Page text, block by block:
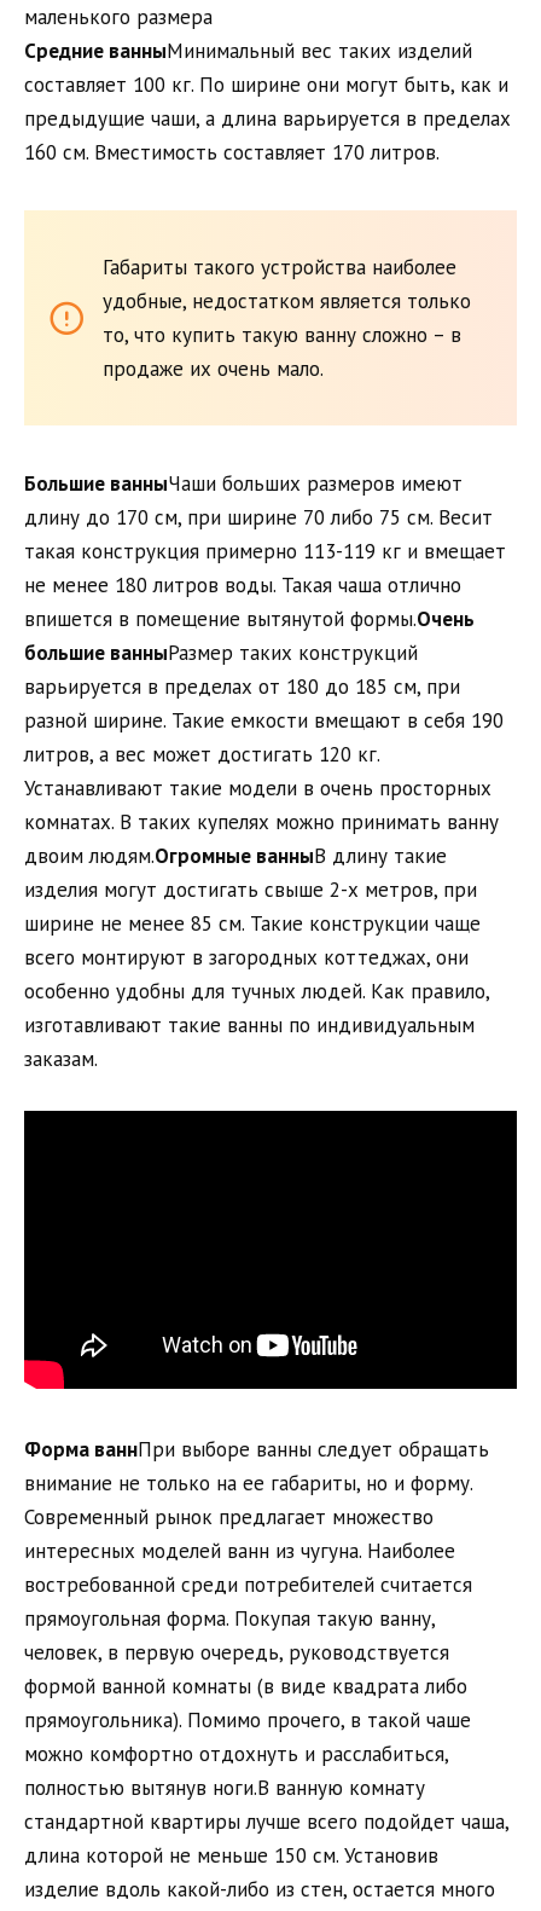
Средние ванныМинимальный вес таких изделий
составляет 100 кг. По ширине они могут быть, как и
предыдущие чаши, а длина варьируется в пределах
160 см. Вместимость составляет 170 литров.
Габариты такого устройства наиболее
удобные, недостатком является только
то, что купить такую ванну сложно – в
продаже их очень мало.
Большие ванныЧаши больших размеров имеют
длину до 170 см, при ширине 70 либо 75 см. Весит
такая конструкция примерно 113-119 кг и вмещает
не менее 180 литров воды. Такая чаша отлично
впишется в помещение вытянутой формы.Очень
большие ванныРазмер таких конструкций
варьируется в пределах от 180 до 185 см, при
разной ширине. Такие емкости вмещают в себя 190
литров, а вес может достигать 120 кг.
Устанавливают такие модели в очень просторных
комнатах. В таких купелях можно принимать ванну
двоим людям.Огромные ванныВ длину такие
изделия могут достигать свыше 2-х метров, при
ширине не менее 85 см. Такие конструкции чаще
всего монтируют в загородных коттеджах, они
особенно удобны для тучных людей. Как правило,
изготавливают такие ванны по индивидуальным
заказам.
Форма ваннПри выборе ванны следует обращать
внимание не только на ее габариты, но и форму.
Современный рынок предлагает множество
интересных моделей ванн из чугуна. Наиболее
востребованной среди потребителей считается
прямоугольная форма. Покупая такую ванну,
человек, в первую очередь, руководствуется
формой ванной комнаты (в виде квадрата либо
прямоугольника). Помимо прочего, в такой чаше
можно комфортно отдохнуть и расслабиться,
полностью вытянув ноги.В ванную комнату
стандартной квартиры лучше всего подойдет чаша,
длина которой не меньше 150 см. Установив
изделие вдоль какой-либо из стен, остается много